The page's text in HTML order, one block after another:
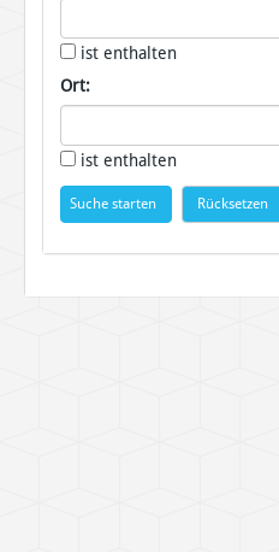
ist enthalten
Ort:
ist enthalten